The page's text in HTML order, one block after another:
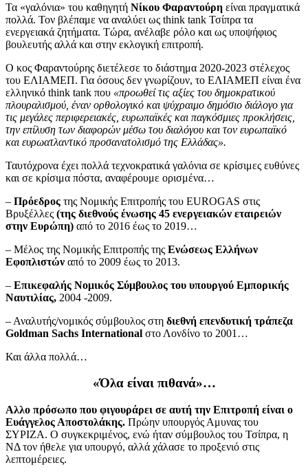
Τα «γαλόνια» του καθηγητή Νίκου Φαραντούρη είναι πραγματικά
πολλά. Τον βλέπαμε να αναλύει ως think tank Τσίπρα τα
ενεργειακά ζητήματα. Τώρα, ανέλαβε ρόλο και ως υποψήφιος
βουλευτής αλλά και στην εκλογική επιτροπή.
Ο κος Φαραντούρης διετέλεσε το διάστημα 2020-2023 στέλεχος
του ΕΛΙΑΜΕΠ. Για όσους δεν γνωρίζουν, το ΕΛΙΑΜΕΠ είναι ένα
ελληνικό think tank που «προωθεί τις αξίες του δημοκρατικού
πλουραλισμού, έναν ορθολογικό και ψύχραιμο δημόσιο διάλογο για
τις μεγάλες περιφερειακές, ευρωπαϊκές και παγκόσμιες προκλήσεις,
την επίλυση των διαφορών μέσω του διαλόγου και τον ευρωπαϊκό
και ευρωατλαντικό προσανατολισμό της Ελλάδας».
Ταυτόχρονα έχει πολλά τεχνοκρατικά γαλόνια σε κρίσιμες ευθύνες
και σε κρίσιμα πόστα, αναφέρουμε ορισμένα…
– Πρόεδρος της Νομικής Επιτροπής του EUROGAS στις
Βρυξέλλες (της διεθνούς ένωσης 45 ενεργειακών εταιρειών
στην Ευρώπη) από το 2016 έως το 2019…
– Μέλος της Νομικής Επιτροπής της Ενώσεως Ελλήνων
Εφοπλιστών από το 2009 έως το 2013.
– Επικεφαλής Νομικός Σύμβουλος του υπουργού Εμπορικής
Ναυτιλίας, 2004 -2009.
– Αναλυτής/νομικός σύμβουλος στη διεθνή επενδυτική τράπεζα
Goldman Sachs International στο Λονδίνο το 2001…
Και άλλα πολλά…
«Όλα είναι πιθανά»…
Αλλο πρόσωπο που φιγουράρει σε αυτή την Επιτροπή είναι ο
Ευάγγελος Αποστολάκης. Πρώην υπουργός Αμυνας του
ΣΥΡΙΖΑ. Ο συγκεκριμένος, ενώ ήταν σύμβουλος του Τσίπρα, η
ΝΔ τον ήθελε για υπουργό, αλλά χάλασε το προξενιό στις
λεπτομέρειες.